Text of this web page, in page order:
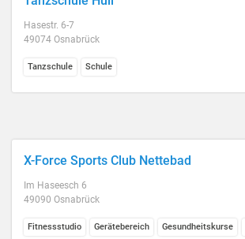
Hasestr. 6-7
49074 Osnabrück
Tanzschule Schule
X-Force Sports Club Nettebad
Im Haseesch 6
49090 Osnabrück
Fitnessstudio Gerätebereich Gesundheitskurse